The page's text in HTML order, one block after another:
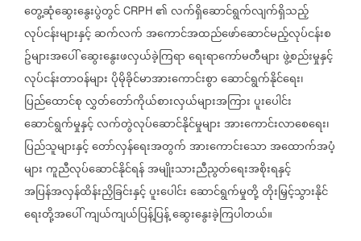
တွေ့ဆုံဆွေးနွေးပွဲတွင် CRPH ၏လက်ရှိဆောင်ရွက်လျက်ရှိသည့်
လုပ်ငန်းများနှင့်ဆက်လက်အကောင်အထည်ဖော်ဆောင်မည့်လုပ်ငန်းစ
ဥ်များအပေါ်ဆွေးနွေးဖလှယ်ခဲ့ကြရာရေးရာကော်မတီများဖွဲ့စည်းမှုနှင့်
လုပ်ငန်းတာဝန်များပိုမိုခိုင်မာအားကောင်းစွာဆောင်ရွက်နိုင်ရေး၊
ပြည်ထောင်စုလွှတ်တော်ကိုယ်စားလှယ်များအကြားပူးပေါင်း
ဆောင်ရွက်မှုနှင့်လက်တွဲလုပ်ဆောင်နိုင်မှုများအားကောင်းလာစေရေး၊
ပြည်သူများနှင့်တော်လှန်ရေးအတွက်အားကောင်းသောအထောက်အပံ့
များကူညီလုပ်ဆောင်နိုင်ရန်အမျိုးသားညီညွတ်ရေးအစိုးရနှင့်
အပြန်အလှန်ထိန်းညှိခြင်းနှင့်ပူးပေါင်းဆောင်ရွက်မှုတို့တိုးမြှင့်သွားနိုင်
ရေးတို့အပေါ်ကျယ်ကျယ်ပြန့်ပြန့်ဆွေးနွေးခဲ့ကြပါတယ်။